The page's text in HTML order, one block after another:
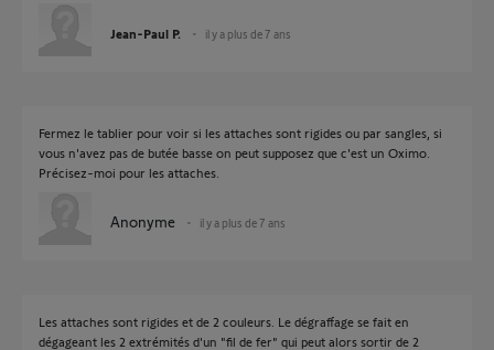
Jean-Paul P. il y a plus de 7 ans
Fermez le tablier pour voir si les attaches sont rigides ou par sangles, si
vous n'avez pas de butée basse on peut supposez que c'est un Oximo.
Précisez-moi pour les attaches.
Anonyme il y a plus de 7 ans
Les attaches sont rigides et de 2 couleurs. Le dégraffage se fait en
dégageant les 2 extrémités d'un "fil de fer" qui peut alors sortir de 2